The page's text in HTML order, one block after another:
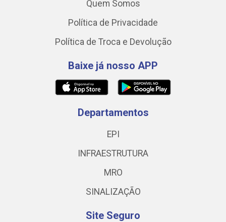
Quem Somos
Política de Privacidade
Política de Troca e Devolução
Baixe já nosso APP
Departamentos
EPI
INFRAESTRUTURA
MRO
SINALIZAÇÃO
Site Seguro